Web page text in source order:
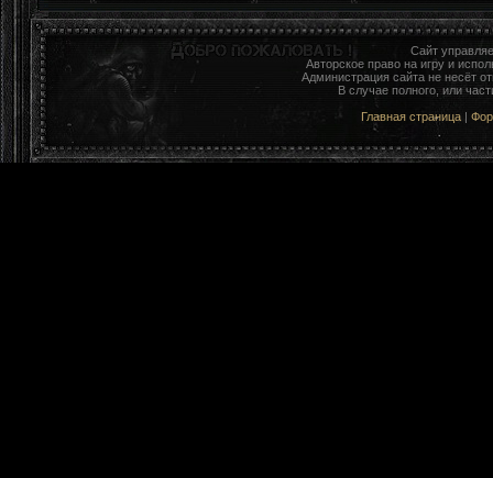
Сайт
Авторское право на игру и
Администрация сайта не несёт
В случае полного, или
Главная страница |